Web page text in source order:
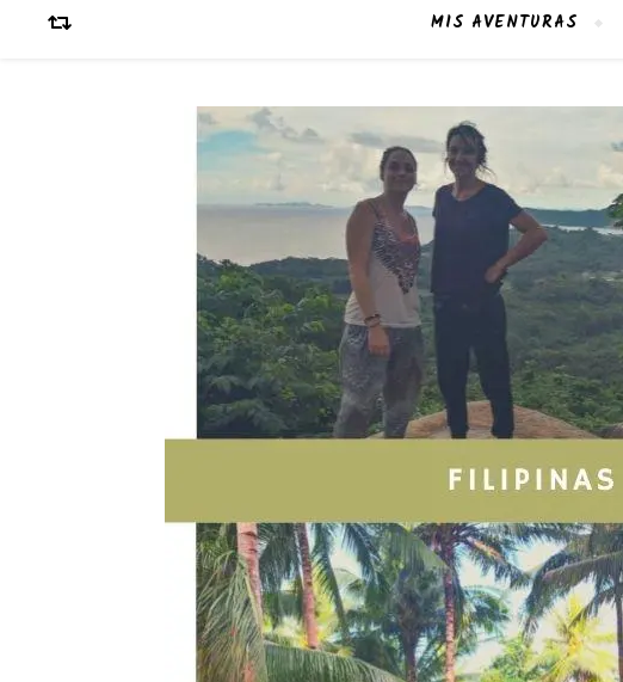
MIS AVENTURAS